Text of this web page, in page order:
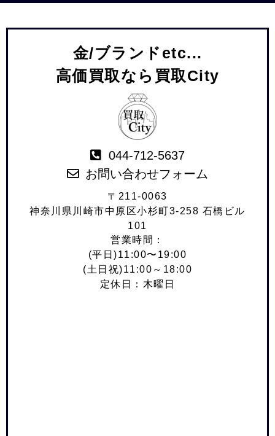
金/ブランドetc...
高価買取なら買取City
044-712-5637
お問い合わせフォーム
〒211-0063
神奈川県川崎市中原区小杉町3-258 石橋ビル
101
営業時間：
(平日)11:00〜19:00
(土日祝)11:00～18:00
定休日：木曜日